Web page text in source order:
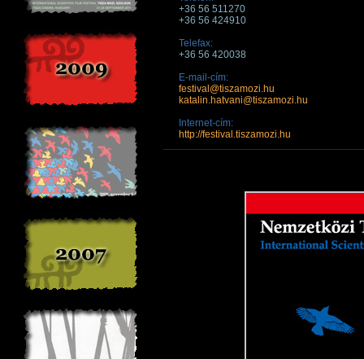
+36 56 511270
+36 56 424910
Telefax:
+36 56 420038
E-mail-cím:
festival@tiszamozi.hu
katalin.hatvani@tiszamozi.hu
Internet-cím:
http://festival.tiszamozi.hu